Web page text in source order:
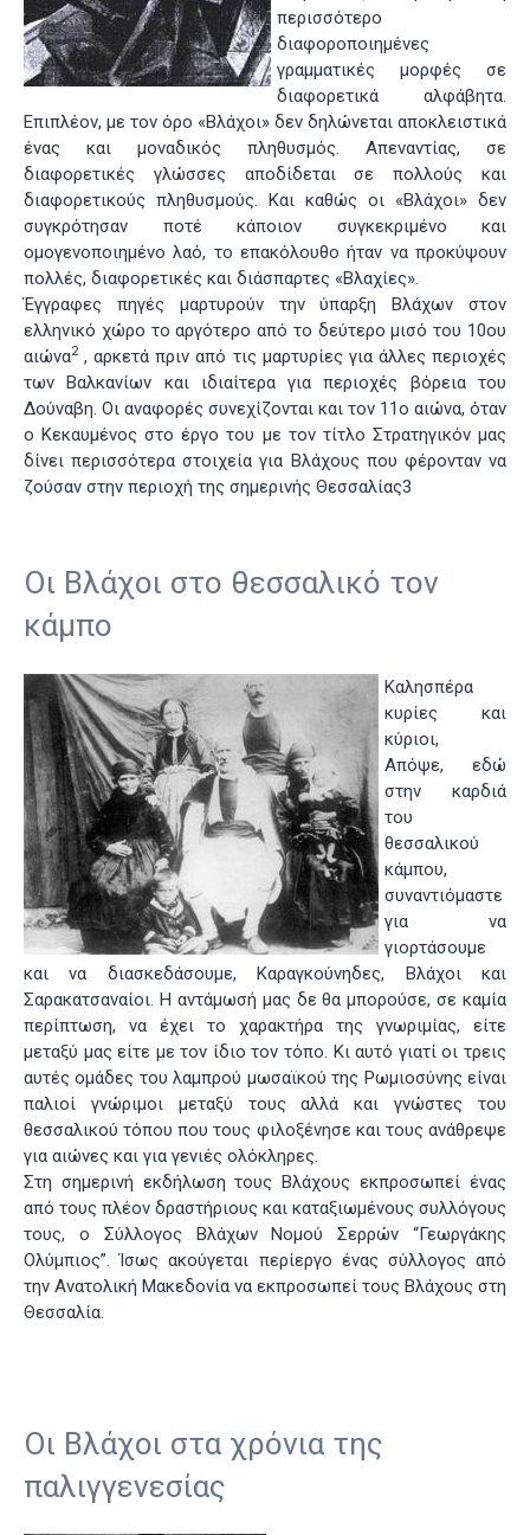
περισσότερο
διαφοροποιημένες
γραμματικές μορφές σε
διαφορετικά αλφάβητα.
Επιπλέον, με τον όρο «Βλάχοι» δεν δηλώνεται αποκλειστικά
ένας και μοναδικός πληθυσμός. Απεναντίας, σε
διαφορετικές γλώσσες αποδίδεται σε πολλούς και
διαφορετικούς πληθυσμούς. Και καθώς οι «Βλάχοι» δεν
συγκρότησαν ποτέ κάποιον συγκεκριμένο και
ομογενοποιημένο λαό, το επακόλουθο ήταν να προκύψουν
πολλές, διαφορετικές και διάσπαρτες «Βλαχίες».
Έγγραφες πηγές μαρτυρούν την ύπαρξη Βλάχων στον
ελληνικό χώρο το αργότερο από το δεύτερο μισό του 10ου
αιώνα2, αρκετά πριν από τις μαρτυρίες για άλλες περιοχές
των Βαλκανίων και ιδιαίτερα για περιοχές βόρεια του
Δούναβη. Οι αναφορές συνεχίζονται και τον 11ο αιώνα, όταν
ο Κεκαυμένος στο έργο του με τον τίτλο Στρατηγικόν μας
δίνει περισσότερα στοιχεία για Βλάχους που φέρονταν να
ζούσαν στην περιοχή της σημερινής Θεσσαλίας3
Οι Βλάχοι στο θεσσαλικό τον
κάμπο
Καλησπέρα
κυρίες και
κύριοι,
Απόψε, εδώ
στην καρδιά
του
θεσσαλικού
κάμπου,
συναντιόμαστε
για να
γιορτάσουμε
και να διασκεδάσουμε, Καραγκούνηδες, Βλάχοι και
Σαρακατσαναίοι. Η αντάμωσή μας δε θα μπορούσε, σε καμία
περίπτωση, να έχει το χαρακτήρα της γνωριμίας, είτε
μεταξύ μας είτε με τον ίδιο τον τόπο. Κι αυτό γιατί οι τρεις
αυτές ομάδες του λαμπρού μωσαϊκού της Ρωμιοσύνης είναι
παλιοί γνώριμοι μεταξύ τους αλλά και γνώστες του
θεσσαλικού τόπου που τους φιλοξένησε και τους ανάθρεψε
για αιώνες και για γενιές ολόκληρες.
Στη σημερινή εκδήλωση τους Βλάχους εκπροσωπεί ένας
από τους πλέον δραστήριους και καταξιωμένους συλλόγους
τους, ο Σύλλογος Βλάχων Νομού Σερρών “Γεωργάκης
Ολύμπιος”.Ίσως ακούγεται περίεργο ένας σύλλογος από
την Ανατολική Μακεδονία να εκπροσωπεί τους Βλάχους στη
Θεσσαλία.
Οι Βλάχοι στα χρόνια της
παλιγγενεσίας